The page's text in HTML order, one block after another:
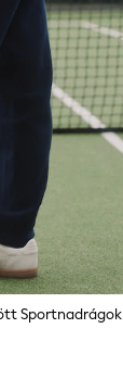
Sportnadrágok